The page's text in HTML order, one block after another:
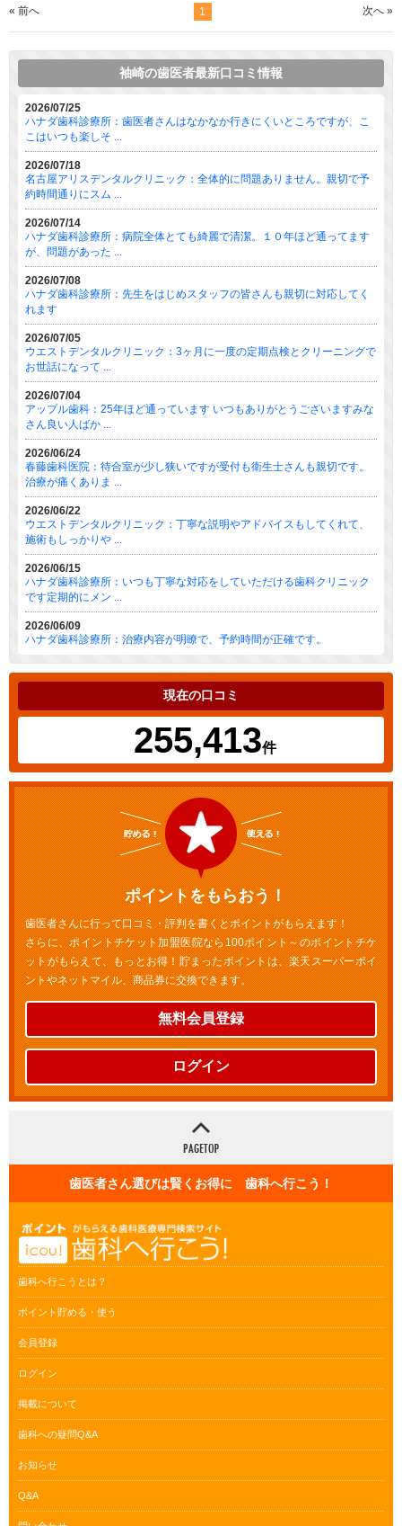
« 前へ 1 次へ »
袖崎の歯医者最新口コミ情報
2026/07/25
ハナダ歯科診療所：歯医者さんはなかなか行きにくいところですが、こ
こはいつも楽しそ ...
2026/07/18
名古屋アリスデンタルクリニック：全体的に問題ありません。親切で予
約時間通りにスム ...
2026/07/14
ハナダ歯科診療所：病院全体とても綺麗で清潔。１０年ほど通ってます
が、問題があった ...
2026/07/08
ハナダ歯科診療所：先生をはじめスタッフの皆さんも親切に対応してく
れます
2026/07/05
ウエストデンタルクリニック：3ヶ月に一度の定期点検とクリーニングで
お世話になって ...
2026/07/04
アップル歯科：25年ほど通っています いつもありがとうございますみな
さん良い人ばか ...
2026/06/24
春藤歯科医院：待合室が少し狭いですが受付も衛生士さんも親切です。
治療が痛くありま ...
2026/06/22
ウエストデンタルクリニック：丁寧な説明やアドバイスもしてくれて、
施術もしっかりや ...
2026/06/15
ハナダ歯科診療所：いつも丁寧な対応をしていただける歯科クリニック
です定期的にメン ...
2026/06/09
ハナダ歯科診療所：治療内容が明瞭で、予約時間が正確です。
現在の口コミ
255,413件
ポイントをもらおう！
歯医者さんに行って口コミ・評判を書くとポイントがもらえます！
さらに、ポイントチケット加盟医院なら100ポイント～のポイントチケ
ットがもらえて、もっとお得！貯まったポイントは、楽天スーパーポイ
ントやネットマイル、商品券に交換できます。
無料会員登録
ログイン
歯医者さん選びは賢くお得に 歯科へ行こう！
歯科へ行こうとは？
ポイント貯める・使う
会員登録
ログイン
掲載について
歯科への疑問Q&A
お知らせ
Q&A